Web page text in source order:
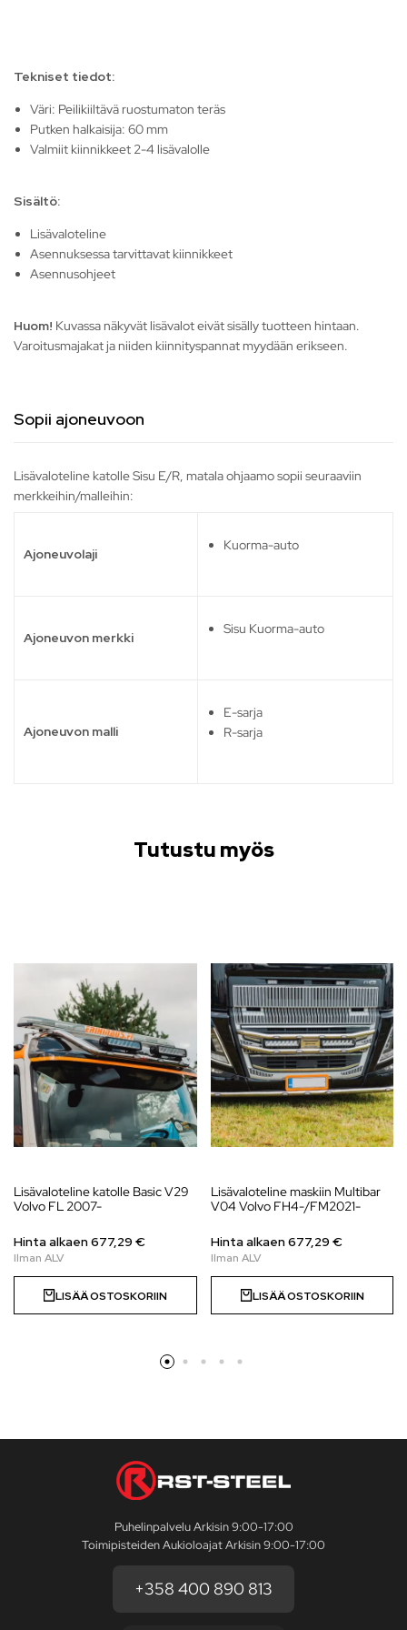
Tekniset tiedot:
Väri: Peilikiiltävä ruostumaton teräs
Putken halkaisija: 60 mm
Valmiit kiinnikkeet 2-4 lisävalolle
Sisältö:
Lisävaloteline
Asennuksessa tarvittavat kiinnikkeet
Asennusohjeet
Huom! Kuvassa näkyvät lisävalot eivät sisälly tuotteen hintaan.
Varoitusmajakat ja niiden kiinnityspannat myydään erikseen.
Sopii ajoneuvoon
Lisävaloteline katolle Sisu E/R, matala ohjaamo sopii seuraaviin
merkkeihin/malleihin:
Ajoneuvolaji
Kuorma-auto
Ajoneuvon merkki
Sisu Kuorma-auto
Ajoneuvon malli
E-sarja
R-sarja
Tutustu myös
Lisävaloteline katolle Basic V29
Volvo FL 2007-
Hinta alkaen677,29 €
LISÄÄ OSTOSKORIIN
Lisävaloteline maskiin Multibar
V04 Volvo FH4-/FM2021-
Hinta alkaen677,29 €
LISÄÄ OSTOSKORIIN
Puhelinpalvelu Arkisin 9:00-17:00
Toimipisteiden Aukioloajat Arkisin 9:00-17:00
+358 400 890 813